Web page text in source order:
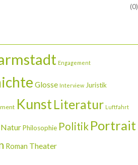
(0)
Engagement
Glosse Interview Juristik
KunstLiteratur Luftfahrt
NaturPhilosophie Politik Portrait
Roman Theater